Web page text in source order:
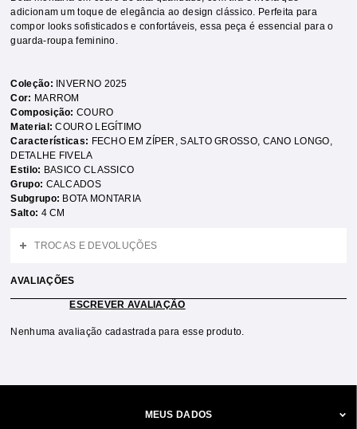
adicionam um toque de elegância ao design clássico. Perfeita para
compor looks sofisticados e confortáveis, essa peça é essencial para o
guarda-roupa feminino.
Coleção:
INVERNO 2025
Cor: MARROM
Composição:COURO
Material:COURO LEGÍTIMO
Características: FECHO EM ZÍPER ,SALTO GROSSO, CANO LONGO,
DETALHE FIVELA
Estilo: BASICO CLASSICO
Grupo: CALCADOS
Subgrupo: BOTA MONTARIA
Salto: 4 CM
TROCAS E DEVOLUÇÕES
AVALIAÇÕES
ESCREVER AVALIAÇÃO
Nenhuma avaliação cadastrada para esse produto.
MEUS DADOS